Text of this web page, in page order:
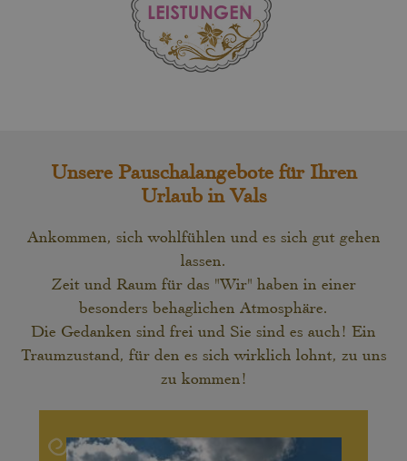
Unsere Pauschalangebote für Ihren
Urlaub in Vals
Ankommen, sich wohlfühlen und es sich gut gehen
lassen.
Zeit und Raum für das "Wir" haben in einer
besonders behaglichen Atmosphäre.
Die Gedanken sind frei und Sie sind es auch! Ein
Traumzustand, für den es sich wirklich lohnt, zu uns
zu kommen!